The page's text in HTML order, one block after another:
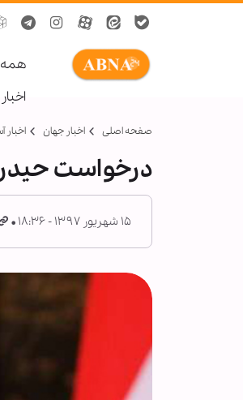
همه
اخبار
صفحه اصلی اخبار جهان اخبار
درخواست حیدر
۱۵ شهریور ۱۳۹۷ - ۱۸:۳۶